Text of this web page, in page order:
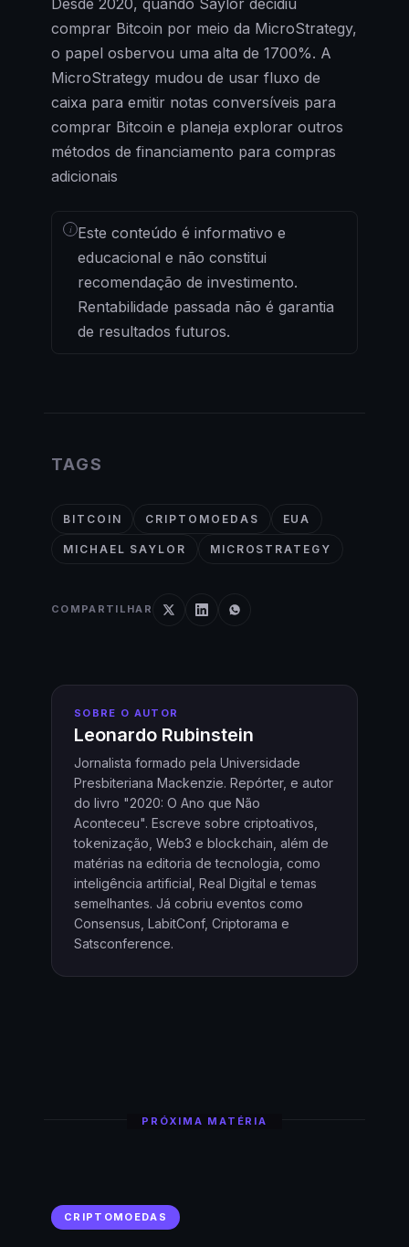
comprar Bitcoin por meio da MicroStrategy,
o papel osbervou uma alta de 1700%. A
MicroStrategy mudou de usar fluxo de
caixa para emitir notas conversíveis para
comprar Bitcoin e planeja explorar outros
métodos de financiamento para compras
adicionais
i Este conteúdo é informativo e
educacional e não constitui
recomendação de investimento.
Rentabilidade passada não é garantia
de resultados futuros.
TAGS
BITCOIN CRIPTOMOEDAS EUA
MICHAEL SAYLOR MICROSTRATEGY
COMPARTILHAR
SOBRE O AUTOR
Leonardo Rubinstein
Jornalista formado pela Universidade
Presbiteriana Mackenzie. Repórter, e autor
do livro "2020: O Ano que Não
Aconteceu". Escreve sobre criptoativos,
tokenização, Web3 e blockchain, além de
matérias na editoria de tecnologia, como
inteligência artificial, Real Digital e temas
semelhantes. Já cobriu eventos como
Consensus, LabitConf, Criptorama e
Satsconference.
PRÓXIMA MATÉRIA
CRIPTOMOEDAS